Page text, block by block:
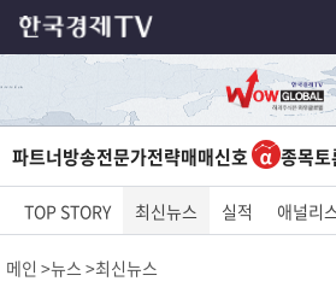
파트너방송전문가전략매매신호 종목토
TOP STORY 최신뉴스 실적 애널리
메인 뉴스 최신뉴스